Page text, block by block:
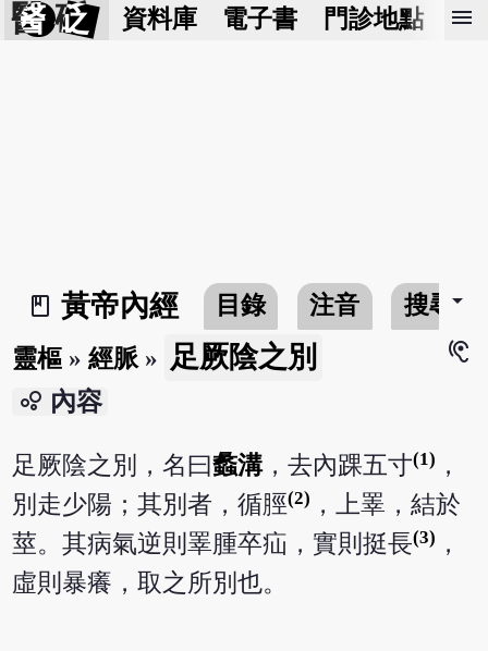
醫 砭 資料庫 電子書 門診地點 預
menu
book_2
黃帝內經 目錄 注音 搜尋arrow_drop_down
靈樞 »經脈 » 足厥陰之別
hearing
bubble_chart 內容
足厥陰之別，名曰蠡溝，去內踝五寸(1) ，
別走少陽；其別者，循脛(2) ，上睪，結於
莖。其病氣逆則睪腫卒疝，實則挺長(3) ，
虛則暴癢，取之所別也。